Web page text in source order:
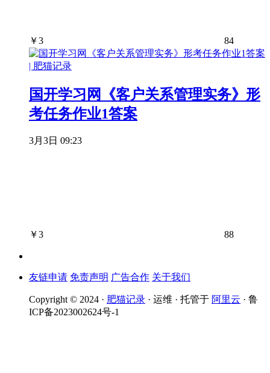
￥3 84
国开学习网《客户关系管理实务》形
考任务作业1答案
3月3日 09:23
￥3 88
友链申请 免责声明 广告合作 关于我们
Copyright © 2024 · 肥猫记录 · 运维 · 托管于 阿里云 · 鲁
ICP备2023002624号-1